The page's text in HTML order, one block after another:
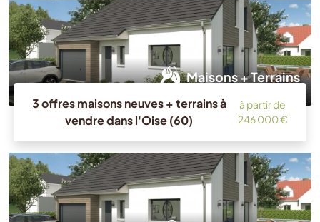
Maisons + Terrains
3 offres maisons neuves + terrains à
vendre dans l'Oise (60)
à partir de
246 000 €